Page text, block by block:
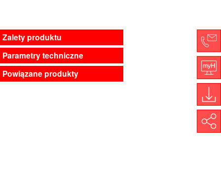
Zalety produktu
Parametry techniczne
Powiązane produkty
Share